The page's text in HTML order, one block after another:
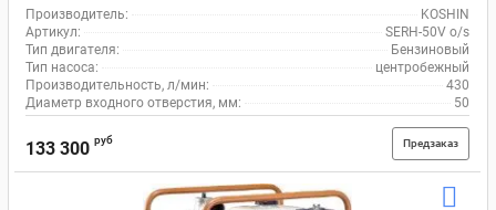
Производитель:
KOSHIN
Артикул:
SERH-50V o/s
Тип двигателя:
Бензиновый
Тип насоса:
центробежный
Производительность, л/мин:
430
Диаметр входного отверстия, мм:
50
133 300 руб Предзаказ